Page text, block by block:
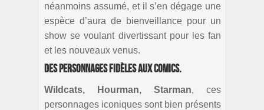
néanmoins assumé, et il s’en dégage une
espèce d’aura de bienveillance pour un
show se voulant divertissant pour les fan
et les nouveaux venus.
Des personnages fidèles aux comics.
Wildcats, Hourman, Starman, ces
personnages iconiques sont bien présents